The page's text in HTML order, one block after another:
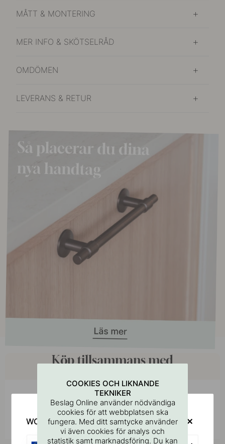
MÅTT & MONTERING
MER INFO & SKÖTSELRÅD
OMDÖMEN
LEVERANS & RETUR
Köp tillsammans med
Inspireras av andra
Tagga dina bilder med #beslagonline &
@beslagonline för att synas här!
COOKIES OCH LIKNANDE
TEKNIKER
Beslag Online använder nödvändiga
cookies för att webbplatsen ska
fungera. Med ditt samtycke använder
vi även cookies för analys och
statistik samt marknadsföring. Du kan
WOULD YOU RATHER VISIT?